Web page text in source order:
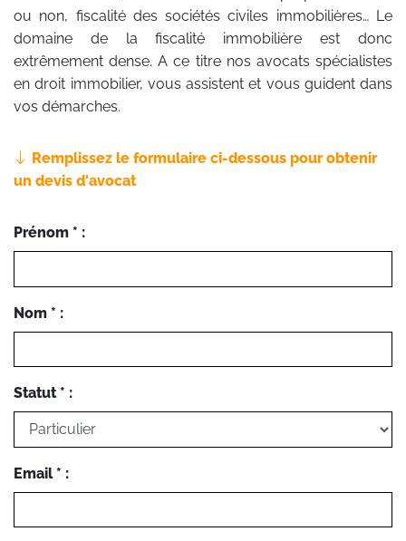
ou non, fiscalité des sociétés civiles immobilières… Le
domaine de la fiscalité immobilière est donc
extrêmement dense. A ce titre nos avocats spécialistes
en droit immobilier, vous assistent et vous guident dans
vos démarches.
Remplissez le formulaire ci-dessous pour obtenir
un devis d'avocat
Prénom * :
Nom * :
Statut * :
Email * :